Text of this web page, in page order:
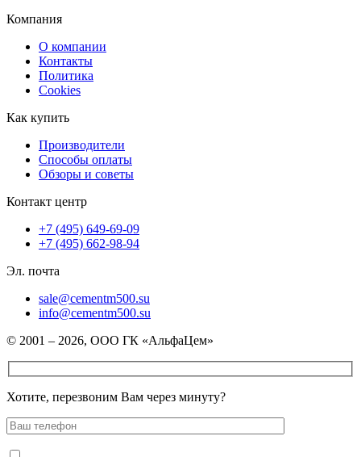
Компания
О компании
Контакты
Политика
Cookies
Как купить
Производители
Способы оплаты
Обзоры и советы
Контакт центр
+7 (495) 649-69-09
+7 (495) 662-98-94
Эл. почта
sale@cementm500.su
info@cementm500.su
© 2001 – 2026, ООО ГК «АльфаЦем»
Хотите, перезвоним Вам через минуту?